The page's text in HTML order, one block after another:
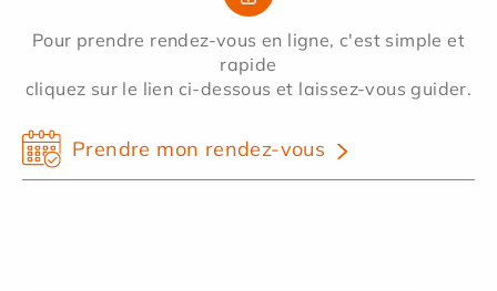
Pour prendre rendez-vous en ligne, c'est simple et
rapide
cliquez sur le lien ci-dessous et laissez-vous guider.
Prendre mon rendez-vous